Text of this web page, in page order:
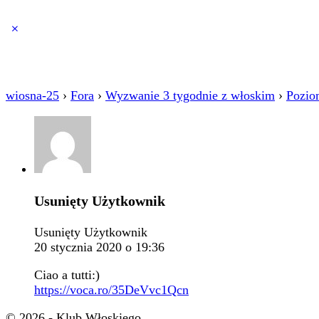
wiosna-25 › Fora › Wyzwanie 3 tygodnie z włoskim ›
Usunięty Użytkownik
Usunięty Użytkownik
20 stycznia 2020 o 19:36
Ciao a tutti:)
https://voca.ro/35DeVvc1Qcn